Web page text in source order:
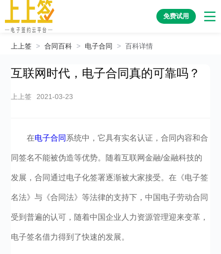
免费试用
上上签 > 合同百科 > 电子合同 > 百科详情
互联网时代，电子合同真的可靠吗？
上上签 2021-03-23
在电子合同 系统中，它具有实名认证，合同内容和合
同签名不能被伪造等优势。随着互联网金融/金融科技的
发展，合同通过电子化签署逐渐被大家接受。在《电子签
名法》与《合同法》等法律的支持下，中国电子劳动合同
受到普遍的认可，随着中国企业人力资源管理迎来变革，
电子签名借力得到了快速的发展。